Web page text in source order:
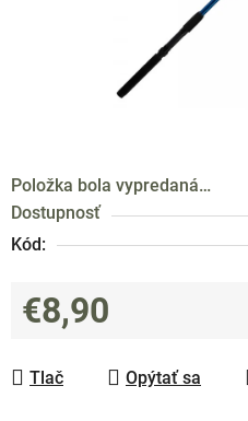
Položka bola vypredaná…
Dostupnosť
Kód:
€8,90
Tlač
Opýtať sa